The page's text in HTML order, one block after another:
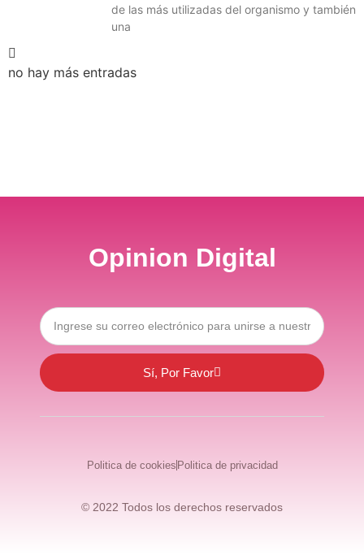
de las más utilizadas del organismo y también
una
no hay más entradas
Opinion Digital
Sí, Por Favor
Politica de cookies Politica de privacidad
© 2022 Todos los derechos reservados